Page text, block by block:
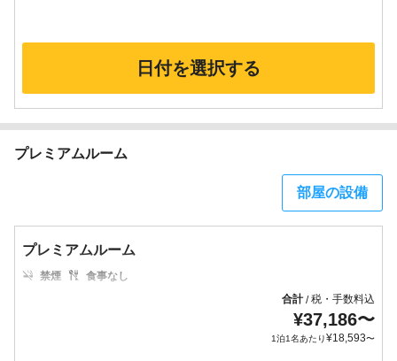
日付を選択する
プレミアムルーム
部屋の設備
プレミアムルーム
禁煙
食事なし
合計/税・手数料込
¥37,186〜
1泊1名あたり¥18,593〜